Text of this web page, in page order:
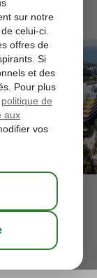
sauver